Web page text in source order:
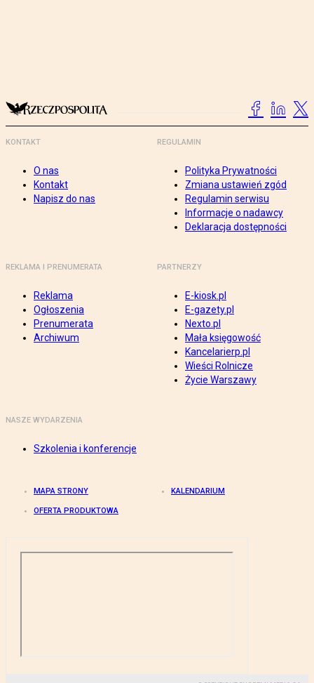
KONTAKT
O nas
Kontakt
Napisz do nas
REGULAMIN
Polityka Prywatności
Zmiana ustawień zgód
Regulamin serwisu
Informacje o nadawcy
Deklaracja dostępności
REKLAMA I PRENUMERATA
Reklama
Ogłoszenia
Prenumerata
Archiwum
PARTNERZY
E-kiosk.pl
E-gazety.pl
Nexto.pl
Mała księgowość
Kancelarierp.pl
Wieści Rolnicze
Życie Warszawy
NASZE WYDARZENIA
Szkolenia i konferencje
MAPA STRONY KALENDARIUM
OFERTA PRODUKTOWA